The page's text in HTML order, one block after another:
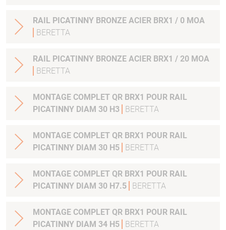
RAIL PICATINNY BRONZE ACIER BRX1 / 0 MOA
BERETTA
RAIL PICATINNY BRONZE ACIER BRX1 / 20 MOA
BERETTA
MONTAGE COMPLET QR BRX1 POUR RAIL
PICATINNY DIAM 30 H3
BERETTA
MONTAGE COMPLET QR BRX1 POUR RAIL
PICATINNY DIAM 30 H5
BERETTA
MONTAGE COMPLET QR BRX1 POUR RAIL
PICATINNY DIAM 30 H7.5
BERETTA
MONTAGE COMPLET QR BRX1 POUR RAIL
PICATINNY DIAM 34 H5
BERETTA